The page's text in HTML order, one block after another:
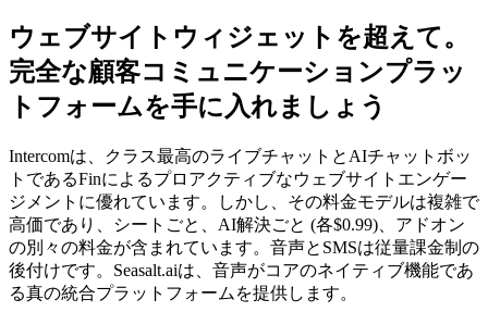
ウェブサイトウィジェットを超えて。
完全な顧客コミュニケーションプラッ
トフォームを手に入れましょう
Intercomは、クラス最高のライブチャットとAIチャットボッ
トであるFinによるプロアクティブなウェブサイトエンゲー
ジメントに優れています。しかし、その料金モデルは複雑で
高価であり、シートごと、AI解決ごと (各$0.99)、アドオン
の別々の料金が含まれています。音声とSMSは従量課金制の
後付けです。Seasalt.aiは、音声がコアのネイティブ機能であ
る真の統合プラットフォームを提供します。